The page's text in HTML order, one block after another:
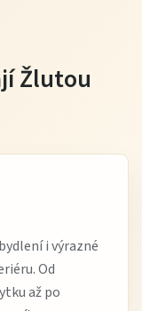
Žlutou
i výrazné
Od
až po